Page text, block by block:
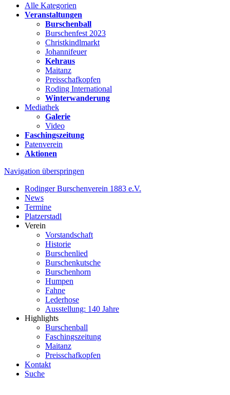
Alle Kategorien
Veranstaltungen
Burschenball
Burschenfest 2023
Christkindlmarkt
Johannifeuer
Kehraus
Maitanz
Preisschafkopfen
Roding International
Winterwanderung
Mediathek
Galerie
Video
Faschingszeitung
Patenverein
Aktionen
Navigation überspringen
Rodinger Burschenverein 1883 e.V.
News
Termine
Platzerstadl
Verein
Vorstandschaft
Historie
Burschenlied
Burschenkutsche
Burschenhorn
Humpen
Fahne
Lederhose
Ausstellung: 140 Jahre
Highlights
Burschenball
Faschingszeitung
Maitanz
Preisschafkopfen
Kontakt
Suche